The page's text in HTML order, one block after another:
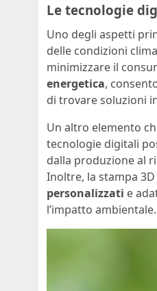
Le tecnologie
Uno degli aspetti
delle condizioni
minimizzare il
energetica,
di trovare soluzioni
Un altro elemento
tecnologie digitali
dalla produzione al
Inoltre, la stampa
personalizzati e
l’impatto ambientale.